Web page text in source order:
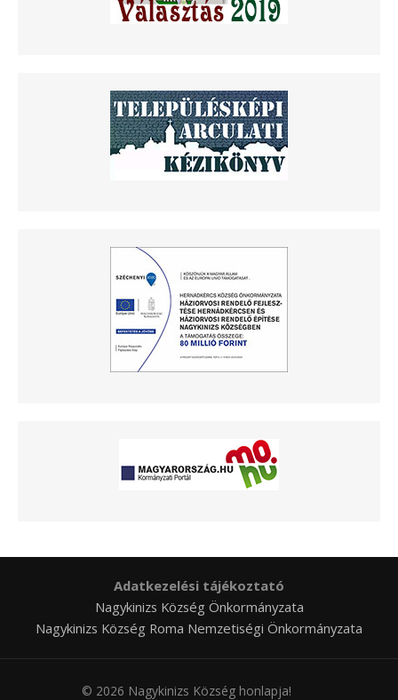
Adatkezelési tájékoztató
Nagykinizs Község Önkormányzata
Nagykinizs Község Roma Nemzetiségi Önkormányzata
© 2026 Nagykinizs Község honlapja!